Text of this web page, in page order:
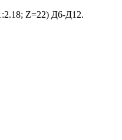
Z=22) Д6-Д12.